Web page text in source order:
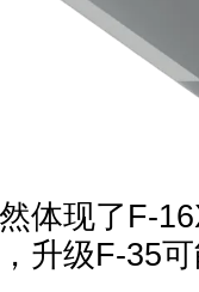
体现了F-
升级F-35